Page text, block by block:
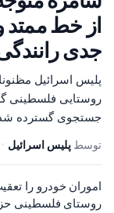
از خط
جدی
پلیس اسرائیل
روستایی فلسطینی
جستجوی گسترده
توسط پلیس اسرائیل •
اموران خودرو را
روستای فلسطینی